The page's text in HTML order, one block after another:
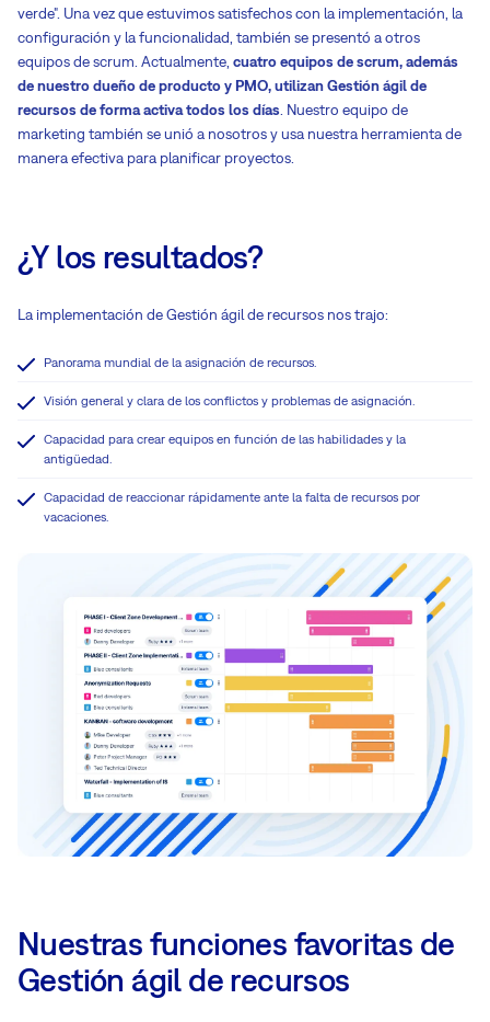
verde". Una vez que estuvimos satisfechos con la implementación, la
configuración y la funcionalidad, también se presentó a otros
equipos de scrum. Actualmente, cuatro equipos de scrum, además
de nuestro dueño de producto y PMO, utilizan Gestión ágil de
recursos de forma activa todos los días . Nuestro equipo de
marketing también se unió a nosotros y usa nuestra herramienta de
manera efectiva para planificar proyectos.
¿Y los resultados?
La implementación de Gestión ágil de recursos nos trajo:
Panorama mundial de la asignación de recursos.
Visión general y clara de los conflictos y problemas de asignación.
Capacidad para crear equipos en función de las habilidades y la
antigüedad.
Capacidad de reaccionar rápidamente ante la falta de recursos por
vacaciones.
Nuestras funciones favoritas de
Gestión ágil de recursos